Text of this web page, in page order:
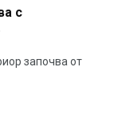
с
започва от